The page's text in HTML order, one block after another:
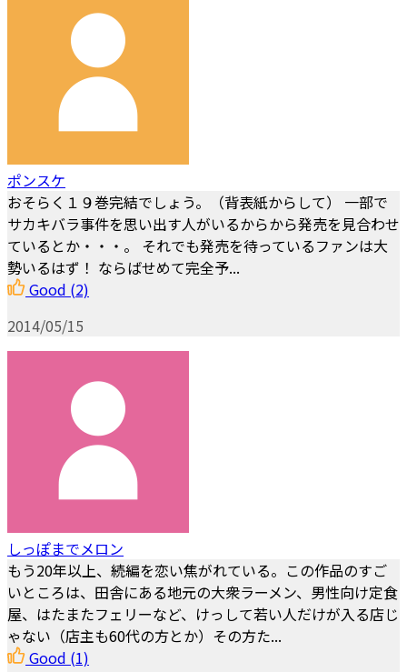
ポンスケ
おそらく１９巻完結でしょう。（背表紙からして） 一部で
サカキバラ事件を思い出す人がいるからから発売を見合わせ
ているとか・・・。 それでも発売を待っているファンは大
勢いるはず！ ならばせめて完全予...
Good (2)
2014/05/15
しっぽまでメロン
もう20年以上、続編を恋い焦がれている。この作品のすご
いところは、田舎にある地元の大衆ラーメン、男性向け定食
屋、はたまたフェリーなど、けっして若い人だけが入る店じ
ゃない（店主も60代の方とか）その方た...
Good (1)